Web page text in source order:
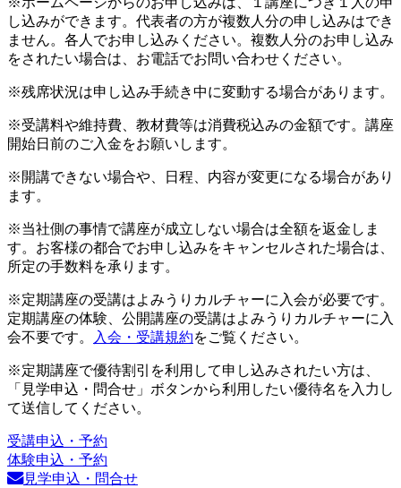
し込みができます。代表者の方が複数人分の申し込みはでき
ません。各人でお申し込みください。複数人分のお申し込み
をされたい場合は、お電話でお問い合わせください。
※残席状況は申し込み手続き中に変動する場合があります。
※受講料や維持費、教材費等は消費税込みの金額です。講座
開始日前のご入金をお願いします。
※開講できない場合や、日程、内容が変更になる場合があり
ます。
※当社側の事情で講座が成立しない場合は全額を返金しま
す。お客様の都合でお申し込みをキャンセルされた場合は、
所定の手数料を承ります。
※定期講座の受講はよみうりカルチャーに入会が必要です。
定期講座の体験、公開講座の受講はよみうりカルチャーに入
会不要です。
入会・受講規約をご覧ください。
※定期講座で優待割引を利用して申し込みされたい方は、
「見学申込・問合せ」ボタンから利用したい優待名を入力し
て送信してください。
受講申込・予約
体験申込・予約
見学申込・問合せ